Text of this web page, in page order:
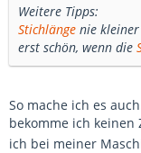
Weitere Tipps:
Stichlänge nie
erst schön, wenn die
So mache ich es
bekomme ich keinen
ich bei meiner